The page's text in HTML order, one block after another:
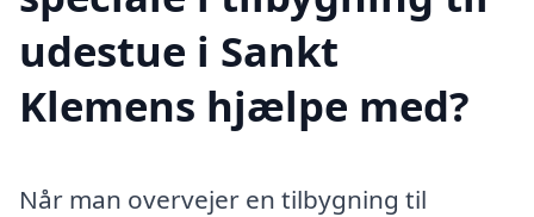
udestue i Sankt
Klemens hjælpe med?
Når man overvejer en tilbygning til